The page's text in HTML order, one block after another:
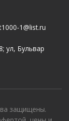
1@list.ru
ул, Бульвар
защищены.